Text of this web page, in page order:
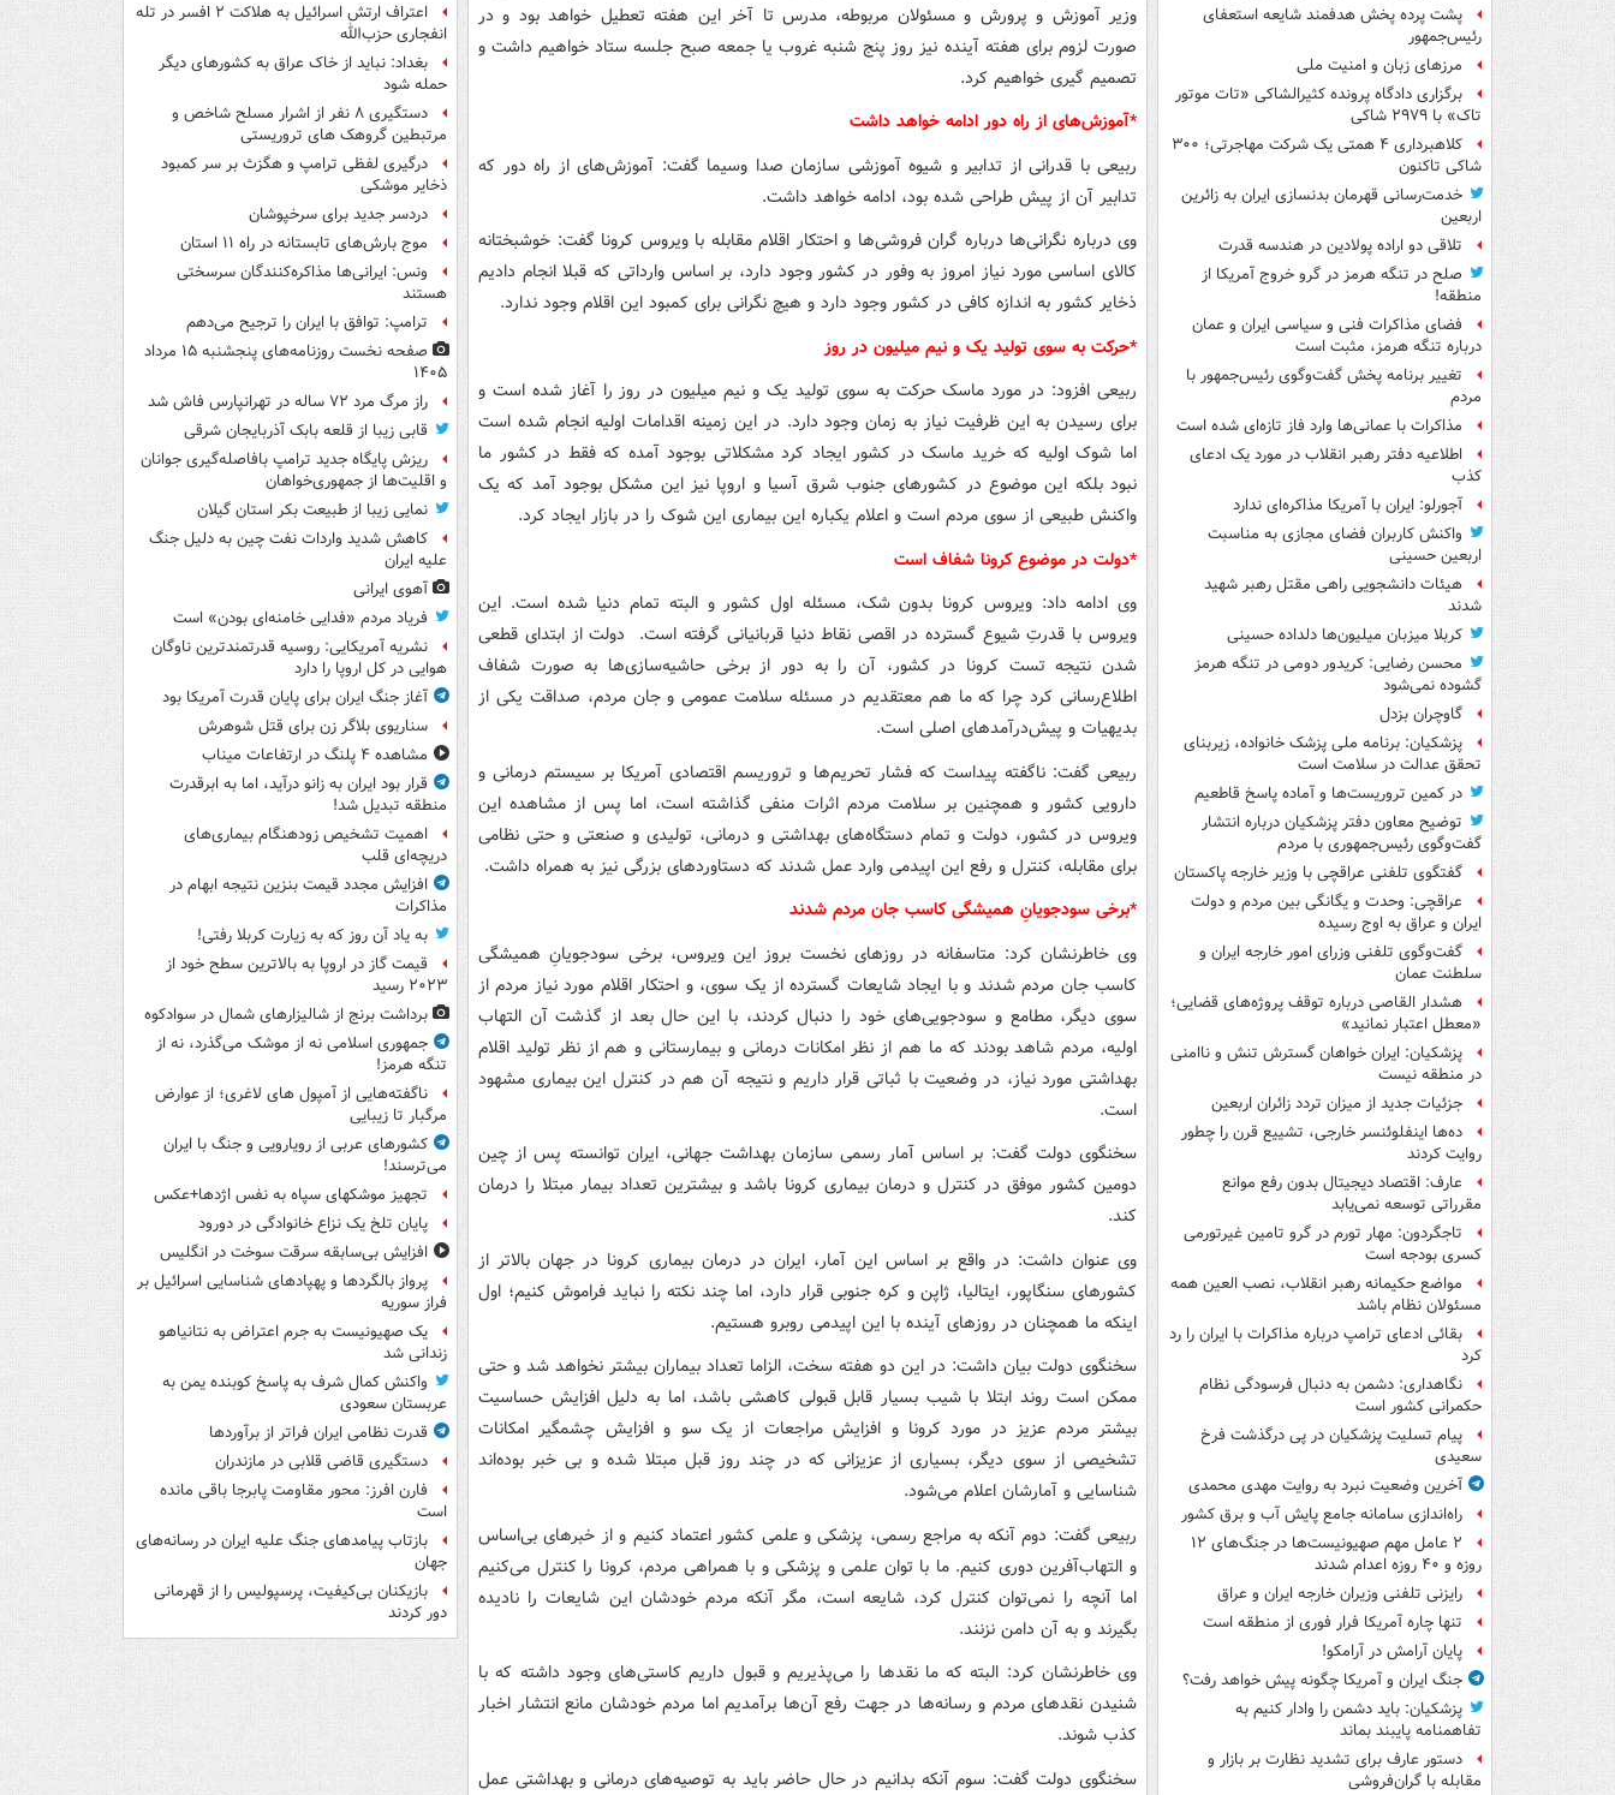
پشت پرده پخش هدفمند شایعه استعفای
رئیس‌جمهور
مرزهای زبان و امنیت ملی
برگزاری دادگاه پرونده کثیرالشاکی «تات موتور
تاک» با ۲۹۷۹ شاکی
کلاهبرداری ۴ همتی یک شرکت مهاجرتی؛ ۳۰۰
شاکی تاکنون
خدمت‌رسانی قهرمان بدنسازی ایران به زائرین
اربعین
تلاقی دو اراده پولادین در هندسه قدرت
صلح در تنگه هرمز در گرو خروج آمریکا از
منطقه!
فضای مذاکرات فنی و سیاسی ایران و عمان
درباره تنگه هرمز، مثبت است
تغییر برنامه پخش گفت‌وگوی رئیس‌جمهور با
مردم
مذاکرات با عمانی‌ها وارد فاز تازه‌ای شده است
اطلاعیه دفتر رهبر انقلاب در مورد یک ادعای
کذب
آجورلو: ایران با آمریکا مذاکره‌ای ندارد
واکنش کاربران فضای مجازی به مناسبت
اربعین حسینی
هیئات دانشجویی راهی مقتل رهبر شهید
شدند
کربلا میزبان میلیون‌ها دلداده حسینی
محسن رضایی: کریدور دومی در تنگه هرمز
گشوده نمی‌شود
گاوچران بزدل
پزشکیان: برنامه ملی پزشک خانواده، زیربنای
تحقق عدالت در سلامت است
در کمین تروریست‌ها و آماده پاسخ قاطعیم
توضیح معاون دفتر پزشکیان درباره انتشار
گفت‌وگوی رئیس‌جمهوری با مردم
گفتگوی تلفنی عراقچی با وزیر خارجه پاکستان
عراقچی: وحدت و یگانگی بین مردم و دولت
ایران و عراق به اوج رسیده
گفت‌وگوی تلفنی وزرای امور خارجه ایران و
سلطنت عمان
هشدار القاصی درباره توقف پروژه‌های قضایی؛
«معطل اعتبار نمانید»
پزشکیان: ایران خواهان گسترش تنش و ناامنی
در منطقه نیست
جزئیات جدید از میزان تردد زائران اربعین
ده‌ها اینفلوئنسر خارجی، تشییع قرن را چطور
روایت کردند
عارف: اقتصاد دیجیتال بدون رفع موانع
مقرراتی توسعه نمی‌یابد
تاجگردون: مهار تورم در گرو تامین غیرتورمی
کسری بودجه است
مواضع حکیمانه رهبر انقلاب، نصب العین همه
مسئولان نظام باشد
بقائی ادعای ترامپ درباره مذاکرات با ایران را رد
کرد
نگاهداری: دشمن به دنبال فرسودگی نظام
حکمرانی کشور است
پیام تسلیت پزشکیان در پی درگذشت فرخ
سعیدی
آخرین وضعیت نبرد به روایت مهدی محمدی
راه‌اندازی سامانه جامع پایش آب و برق کشور
۲ عامل مهم صهیونیست‌ها در جنگ‌های ۱۲
روزه و ۴۰ روزه اعدام شدند
رایزنی تلفنی وزیران خارجه ایران و عراق
تنها چاره آمریکا فرار فوری از منطقه است
پایان آرامش در آرامکو!
جنگ ایران و آمریکا چگونه پیش خواهد رفت؟
پزشکیان: باید دشمن را وادار کنیم به
تفاهم‎نامه پایبند بماند
دستور عارف برای تشدید نظارت بر بازار و
مقابله با گران‌فروشی
وزیر آموزش و پرورش و مسئولان مربوطه، مدرس تا آخر این هفته تعطیل خواهد بود و در
صورت لزوم برای هفته آینده نیز روز پنج شنبه غروب یا جمعه صبح جلسه ستاد خواهیم داشت و
تصمیم گیری خواهیم کرد.
*آموزش‌های از راه دور ادامه خواهد داشت
ربیعی با قدرانی از تدابیر و شیوه آموزشی سازمان صدا وسیما گفت: آموزش‌های از راه دور که
تدابیر آن از پیش طراحی شده بود، ادامه خواهد داشت.
وی درباره نگرانی‌ها درباره گران فروشی‌ها و احتکار اقلام مقابله با ویروس کرونا گفت: خوشبختانه
کالای اساسی مورد نیاز امروز به وفور در کشور وجود دارد، بر اساس وارداتی که قبلا انجام دادیم
ذخایر کشور به اندازه کافی در کشور وجود دارد و هیچ نگرانی برای کمبود این اقلام وجود ندارد.
*حرکت به سوی تولید یک و نیم میلیون در روز
ربیعی افزود: در مورد ماسک حرکت به سوی تولید یک و نیم میلیون در روز را آغاز شده است و
برای رسیدن به این ظرفیت نیاز به زمان وجود دارد. در این زمینه اقدامات اولیه انجام شده است
اما شوک اولیه که خرید ماسک در کشور ایجاد کرد مشکلاتی بوجود آمده که فقط در کشور ما
نبود بلکه این موضوع در کشورهای جنوب شرق آسیا و اروپا نیز این مشکل بوجود آمد که یک
واکنش طبیعی از سوی مردم است و اعلام یکباره این بیماری این شوک را در بازار ایجاد کرد.
*دولت در موضوع کرونا شفاف است
وی ادامه داد: ویروس کرونا بدون شک، مسئله‌ اول کشور و البته تمام دنیا شده است. این
ویروس با قدرتِ شیوع گسترده در اقصی نقاط دنیا قربانیانی گرفته است. دولت از ابتدای قطعی
شدن نتیجه تست کرونا در کشور، آن را به دور از برخی حاشیه‌سازی‌ها به صورت شفاف
اطلاع‌رسانی کرد چرا که ما هم معتقدیم در مسئله سلامت عمومی و جان مردم، صداقت یکی از
بدیهیات و پیش‌درآمدهای اصلی است.
ربیعی گفت: ناگفته پیداست که فشار تحریم‌ها و تروریسم اقتصادی آمریکا بر سیستم درمانی و
دارویی کشور و همچنین بر سلامت مردم اثرات منفی گذاشته است، اما پس از مشاهده این
ویروس در کشور، دولت و تمام دستگاه‌های بهداشتی و درمانی، تولیدی و صنعتی و حتی نظامی
برای مقابله، کنترل و رفع این اپیدمی وارد عمل شدند که دستاوردهای بزرگی نیز به همراه داشت.
*برخی سودجویانِ همیشگی کاسب جان مردم شدند
وی خاطرنشان کرد: متاسفانه در روزهای نخست بروز این ویروس، برخی سودجویانِ همیشگی
کاسب جان مردم شدند و با ایجاد شایعات گسترده از یک سوی، و احتکار اقلام مورد نیاز مردم از
سوی دیگر، مطامع و سودجویی‌های خود را دنبال کردند،‌ با این حال بعد از گذشت آن التهاب
اولیه، مردم شاهد بودند که ما هم از نظر امکانات درمانی و بیمارستانی و هم از نظر تولید اقلام
بهداشتی مورد نیاز، در وضعیت با ثباتی قرار داریم و نتیجه آن هم در کنترل این بیماری مشهود
است.
سخنگوی دولت گفت: بر اساس آمار رسمی سازمان بهداشت جهانی، ایران توانسته پس از چین
دومین کشور موفق در کنترل و درمان بیماری کرونا باشد و بیشترین تعداد بیمار مبتلا را درمان
کند.
وی عنوان داشت: در واقع بر اساس این آمار، ایران در درمان بیماری کرونا در جهان بالاتر از
کشورهای سنگاپور، ایتالیا، ژاپن و کره جنوبی قرار دارد، اما چند نکته را نباید فراموش کنیم؛ اول
اینکه ما همچنان در روزهای آینده با این اپیدمی روبرو هستیم.
سخنگوی دولت بیان داشت: در این دو هفته سخت، الزاما تعداد بیماران بیشتر نخواهد شد و حتی
ممکن است روند ابتلا با شیب بسیار قابل قبولی کاهشی باشد، اما به دلیل افزایش حساسیت
بیشتر مردم عزیز در مورد کرونا و افزایش مراجعات از یک سو و افزایش چشمگیر امکانات
تشخیصی از سوی دیگر، بسیاری از عزیزانی که در چند روز قبل مبتلا شده و بی خبر بوده‌اند
شناسایی و آمارشان اعلام می‌شود.
ربیعی گفت: دوم آنکه به مراجع رسمی، پزشکی و علمی کشور اعتماد کنیم و از خبرهای بی‌اساس
و التهاب‌آفرین دوری کنیم. ما با توان علمی و پزشکی و با همراهی مردم، کرونا را کنترل می‌کنیم
اما آنچه را نمی‌توان کنترل کرد، شایعه است، مگر آنکه مردم خودشان این شایعات را نادیده
بگیرند و به آن دامن نزنند.
وی خاطرنشان کرد: البته که ما نقدها را می‌پذیریم و قبول داریم کاستی‌های وجود داشته که با
شنیدن نقدهای مردم و رسانه‌ها در جهت رفع آن‌ها برآمدیم اما مردم خودشان مانع انتشار اخبار
کذب شوند.
سخنگوی دولت گفت: سوم آنکه بدانیم در حال حاضر باید به توصیه‌های درمانی و بهداشتی عمل
اعتراف ارتش اسرائیل به هلاکت ۲ افسر در تله
انفجاری حزب‌الله
بغداد: نباید از خاک عراق به کشورهای دیگر
حمله شود
دستگیری ۸ نفر از اشرار مسلح شاخص و
مرتبطین گروهک های تروریستی
درگیری لفظی ترامپ و هگزث بر سر کمبود
ذخایر موشکی
دردسر جدید برای سرخپوشان
موج بارش‌های تابستانه در راه ۱۱ استان
ونس: ایرانی‌ها مذاکره‌کنندگان سرسختی
هستند
ترامپ: توافق با ایران را ترجیح می‌دهم
صفحه نخست روزنامه‌های پنجشنبه ۱۵ مرداد
۱۴۰۵
راز مرگ مرد ۷۲ ساله در تهرانپارس فاش شد
قابی زیبا از قلعه بابک آذربایجان شرقی
ریزش پایگاه جدید ترامپ بافاصله‌گیری جوانان
و اقلیت‌ها از جمهوری‌خواهان
نمایی زیبا از طبیعت بکر استان گیلان
کاهش شدید واردات نفت چین به دلیل جنگ
علیه ایران
آهوی ایرانی
فریاد مردم «فدایی خامنه‌ای بودن» است
نشریه آمریکایی: روسیه قدرتمندترین ناوگان
هوایی در کل اروپا را دارد
آغاز جنگ ایران برای پایان قدرت آمریکا بود
سناریوی بلاگر زن برای قتل شوهرش
مشاهده ۴ پلنگ در ارتفاعات میناب
قرار بود ایران به زانو درآید، اما به ابرقدرت
منطقه تبدیل شد!
اهمیت تشخیص زودهنگام بیماری‌های
دریچه‌ای قلب
افزایش مجدد قیمت بنزین نتیجه ابهام در
مذاکرات
به یاد آن روز که به زیارت کربلا رفتی!
قیمت گاز در اروپا به بالاترین سطح خود از
۲۰۲۳ رسید
برداشت برنج از شالیزارهای شمال در سوادکوه
جمهوری اسلامی نه از موشک می‌گذرد، نه از
تنگه هرمز!
ناگفته‌هایی از آمپول های لاغری؛ از عوارض
مرگبار تا زیبایی
کشورهای عربی از رویارویی و جنگ با ایران
می‌ترسند!
تجهیز موشکهای سپاه به نفس اژدها+عکس
پایان تلخ یک نزاع خانوادگی در دورود
افزایش بی‌سابقه سرقت سوخت در انگلیس
پرواز بالگردها و پهپادهای شناسایی اسرائیل بر
فراز سوریه
یک صهیونیست به جرم اعتراض به نتانیاهو
زندانی شد
واکنش کمال شرف به پاسخ کوبنده یمن به
عربستان سعودی
قدرت نظامی ایران فراتر از برآوردها
دستگیری قاضی قلابی در مازندران
فارن افرز: محور مقاومت پابرجا باقی مانده
است
بازتاب پیامدهای جنگ علیه ایران در رسانه‌های
جهان
بازیکنان بی‌کیفیت، پرسپولیس را از قهرمانی
دور کردند